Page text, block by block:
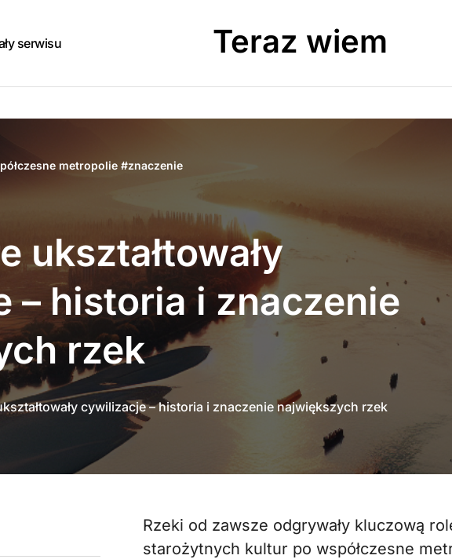
serwisu Teraz wiem
metropolie #znaczenie
ukształtowały
– historia i znaczenie
rzek
cywilizacje – historia i znaczenie największych rzek
Rzeki od zawsze odgrywały kluczową rolę w kształtowaniu cywilizacji. Od
starożytnych kultur po współczesne